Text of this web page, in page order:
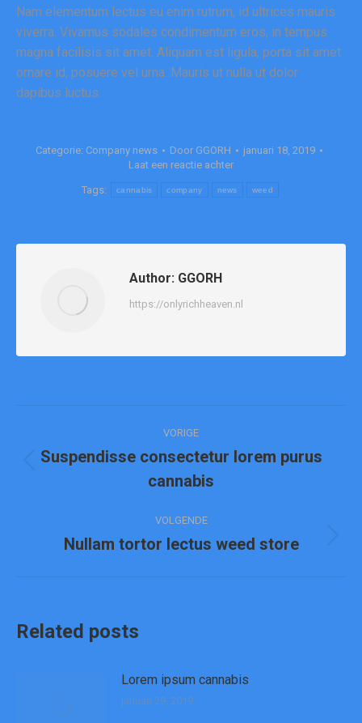
Nam elementum lectus eu enim rutrum, id ultrices mauris
viverra. Vivamus sodales condimentum eros, in tempus
magna facilisis sit amet. Aliquam est ligula, porta sit amet
ornare id, posuere vel urna. Mauris ut nulla ut dolor
dapibus luctus.
Categorie: Company news Door GGORH
januari 18, 2019
Laat een reactie achter
Tags: cannabis company news weed
Author: GGORH
https://onlyrichheaven.nl
navigatie
VORIGE
bericht
Suspendisse consectetur lorem purus
cannabis
VOLGENDE
Volgend
Nullam tortor lectus weed store
Related posts
Lorem ipsum cannabis
januari 29, 2019